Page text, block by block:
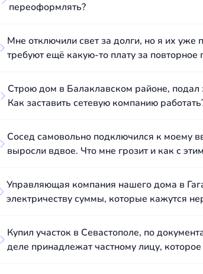
переоформлять?
Мне отключили свет за долги, но я их уже
требуют ещё какую-то плату за повторное
Строю дом в Балаклавском районе,
Как заставить сетевую компанию
Сосед самовольно подключился к моему
выросли вдвое. Что мне грозит и как с
Управляющая компания нашего дома в
электричеству суммы, которые кажутся
Купил участок в Севастополе, по
деле принадлежат частному лицу,